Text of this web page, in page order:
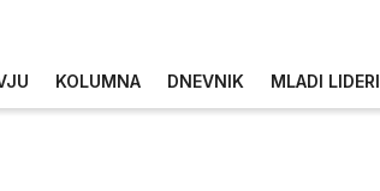
KOLUMNA DNEVNIK MLADI LIDERI